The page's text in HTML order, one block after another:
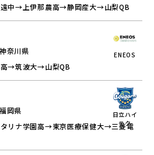
中→上伊那農高→静岡産大→山梨QB
ENEOS
神奈川県
→筑波大→山梨QB
日立ハイ
テク
福岡県
リナ学園高→東京医療保健大→三菱電